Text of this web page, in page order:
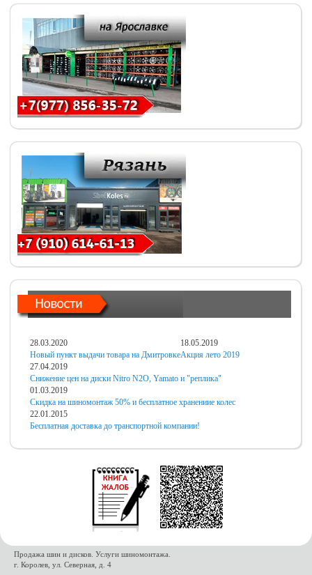
28.03.2020
Новый пункт выдачи товара на Дмитровке
18.05.2019
Акция лето 2019
27.04.2019
Снижение цен на диски Nitro N2O, Yamato и "реплика"
01.03.2019
Скидка на шиномонтаж 50% и бесплатное хранениие колес
22.01.2015
Бесплатная доставка до транспортной компании!
Продажа шин и дисков. Услуги шиномонтажа.
г. Королев, ул. Северная, д. 4